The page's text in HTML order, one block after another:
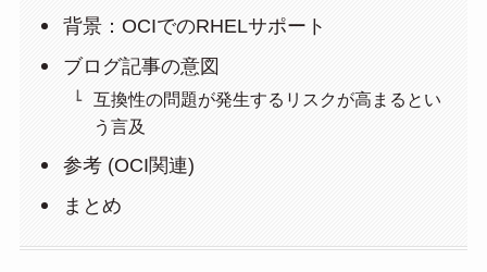
背景：OCIでのRHELサポート
ブログ記事の意図
互換性の問題が発生するリスクが高まるとい
う言及
参考 (OCI関連)
まとめ